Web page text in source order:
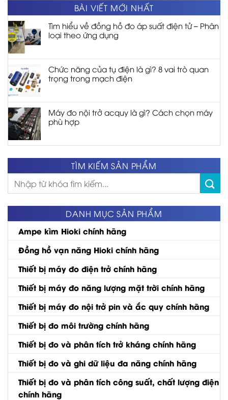
BÀI VIẾT MỚI NHẤT
Tìm hiểu về đồng hồ đo áp suất điện tử – Phân
loại theo ứng dụng
Chức năng của tụ điện là gì? 8 vai trò quan
trọng trong mạch điện
Máy đo nội trở acquy là gì? Cách chọn máy
phù hợp
TÌM KIẾM SẢN PHẨM
Tìm
kiếm:
DANH MỤC SẢN PHẨM
Ampe kìm Hioki chính hãng
Đồng hồ vạn năng Hioki chính hãng
Thiết bị máy đo điện trở chính hãng
Thiết bị máy đo năng lượng mặt trời chính hãng
Thiết bị máy đo nội trở pin và ắc quy chính hãng
Thiết bị đo môi trường chính hãng
Thiết bị đo và phân tích trở kháng chính hãng
Thiết bị đo và ghi dữ liệu đa năng chính hãng
Thiết bị đo và phân tích công suất, chất lượng điện
chính hãng